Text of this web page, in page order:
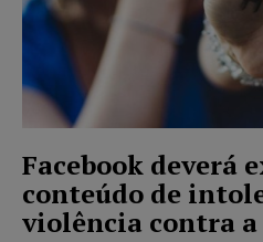
Facebook deverá
conteúdo de
violência contra